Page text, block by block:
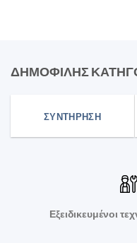
ΔΗΜΟΦΙΛΗΣ
ΣΥΝΤΗΡΗΣΗ
Εξειδικευμένοι